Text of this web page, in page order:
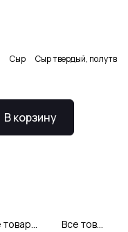
Сыр Сыр твердый,
В корзину
Все товары Брест-Литовск Все товары категории